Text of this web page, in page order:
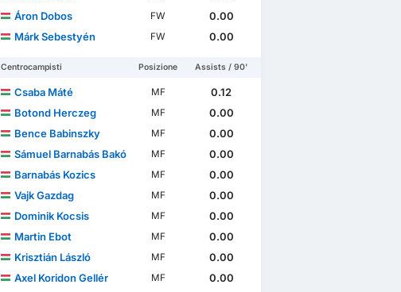
Áron Dobos
FW
0.00
Márk Sebestyén
FW 0.00
Centrocampisti Posizione Assists / 90'
Csaba Máté MF
0.12
Botond Herczeg
MF
0.00
Bence Babinszky
MF
0.00
Sámuel Barnabás Bakó
MF
0.00
Barnabás Kozics
MF
0.00
Vajk Gazdag
MF
0.00
Dominik Kocsis
MF
0.00
Martin Ebot
MF
0.00
Krisztián László
MF
0.00
Axel Koridon Gellér
MF 0.00